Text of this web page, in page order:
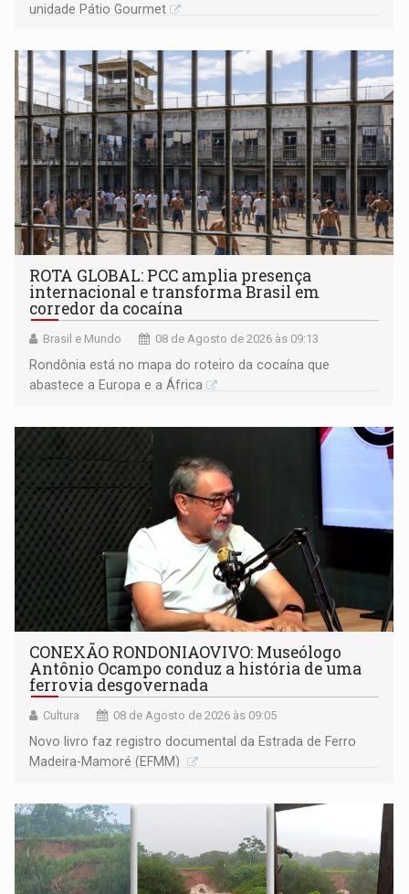
unidade Pátio Gourmet
ROTA GLOBAL: PCC amplia presença
internacional e transforma Brasil em
corredor da cocaína
Brasil e Mundo 08 de Agosto de 2026 às 09:13
Rondônia está no mapa do roteiro da cocaína que
abastece a Europa e a África
CONEXÃO RONDONIAOVIVO: Museólogo
Antônio Ocampo conduz a história de uma
ferrovia desgovernada
Cultura 08 de Agosto de 2026 às 09:05
Novo livro faz registro documental da Estrada de Ferro
Madeira-Mamoré (EFMM)